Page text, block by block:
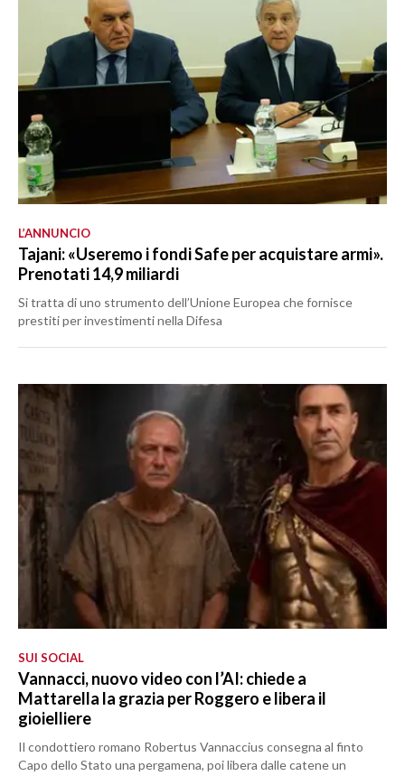
L’ANNUNCIO
Tajani: «Useremo i fondi Safe per acquistare armi».
Prenotati 14,9 miliardi
Si tratta di uno strumento dell’Unione Europea che fornisce
prestiti per investimenti nella Difesa
SUI SOCIAL
Vannacci, nuovo video con l’AI: chiede a
Mattarella la grazia per Roggero e libera il
gioielliere
Il condottiero romano Robertus Vannaccius consegna al finto
Capo dello Stato una pergamena, poi libera dalle catene un